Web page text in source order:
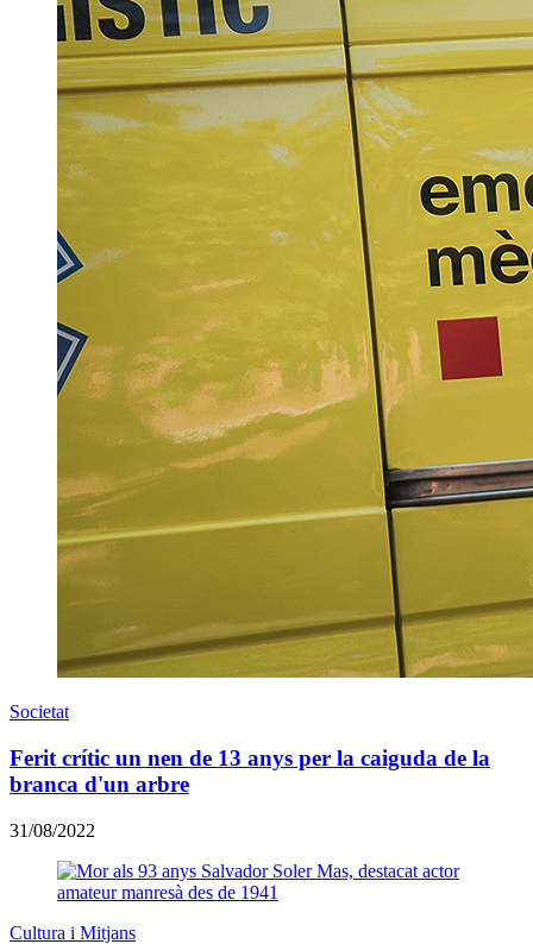
Societat
Ferit crític un nen de 13 anys per la caiguda de la
branca d'un arbre
31/08/2022
Cultura i Mitjans